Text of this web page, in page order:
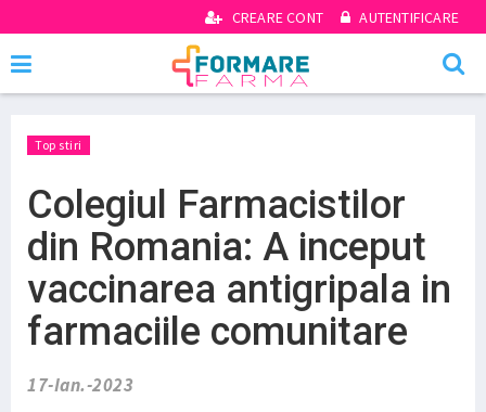
CREARE CONT AUTENTIFICARE
Top stiri
Colegiul Farmacistilor
din Romania: A inceput
vaccinarea antigripala in
farmaciile comunitare
17-Ian.-2023